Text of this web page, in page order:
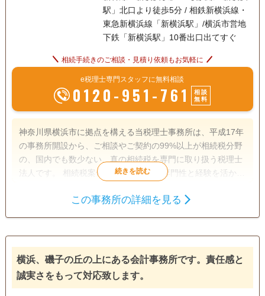
駅」北口より徒歩5分 / 相鉄新横浜線・
東急新横浜線「新横浜駅」/横浜市営地
下鉄「新横浜駅」10番出口出てすぐ
相続手続きのご相談・見積り依頼もお気軽に
e税理士専門スタッフに無料相談
0120-951-761
相談
無料
神奈川県横浜市に拠点を構える当税理士事務所は、平成17年
の事務所開設から、ご相談やご契約の99%以上が相続税分野
の、国内でも数少ない、真の相続税を専門に取り扱う税理士
法人です。 相続税案件であれば、その専門性と経験を活かし
す。 正確な土地評価と税務署との交渉力を強みに、1,877件
日：祝祭日)
生前贈与
電話相談可 訪問可 女性スタッフ対応可 土日相談可
初回相談無料 18時以降相談可
この事務所の詳細を見る
横浜、磯子の丘の上にある会計事務所です。責任感と
誠実さをもって対応致します。